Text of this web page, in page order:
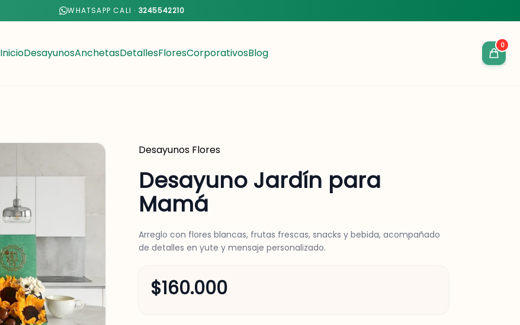
WHATSAPP CALI · 3245542210
InicioDesayunosAnchetasDetallesFloresCorporativosBlog
0
Desayunos Flores
Desayuno Jardín para
Mamá
Arreglo con flores blancas, frutas frescas, snacks y bebida, acompañado
de detalles en yute y mensaje personalizado.
$160.000